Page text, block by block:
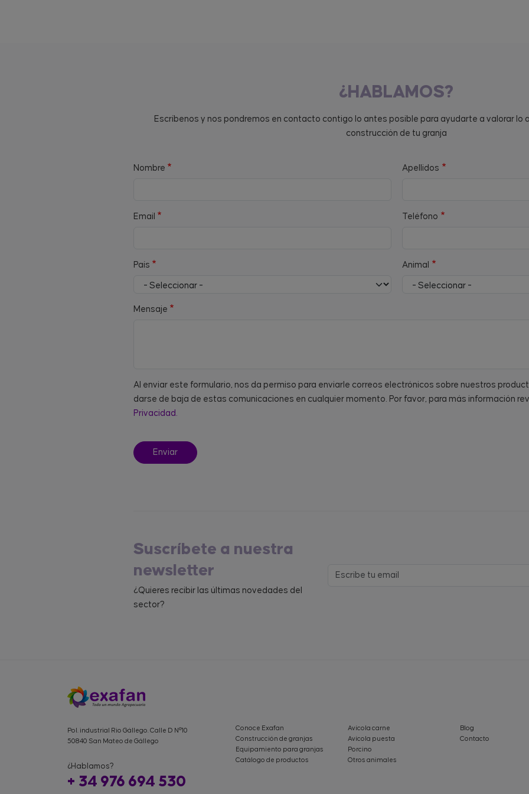
¿HABLAMOS?
Escríbenos y nos pondremos en contacto contigo lo antes posible para ayudarte a valorar lo
construcción de tu granja
Nombre Apellidos
Email Teléfono
País Animal
Mensaje
Al enviar este formulario, nos da permiso para enviarle correos electrónicos sobre nuestros
darse de baja de estas comunicaciones en cualquier momento. Por favor, para más información
Privacidad.
Suscríbete a nuestra
newsletter
¿Quieres recibir las últimas novedades del
sector?
Pol. industrial Rio Gállego. Calle D Nº10
50840 San Mateo de Gállego
¿Hablamos?
+ 34 976 694 530
Conoce Exafan
Construcción de granjas
Equipamiento para granjas
Catálogo de productos
Avícola carne
Avícola puesta
Porcino
Otros animales
Blog
Contacto